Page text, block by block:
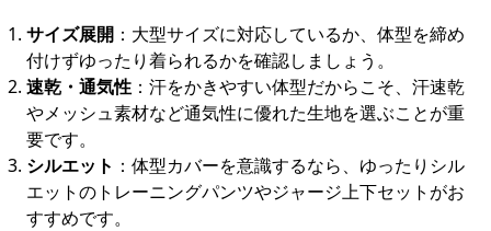
サイズ展開 ：大型サイズに対応しているか、体型を締め
付けずゆったり着られるかを確認しましょう。
速乾・通気性 ：汗をかきやすい体型だからこそ、汗速乾
やメッシュ素材など通気性に優れた生地を選ぶことが重
要です。
シルエット ：体型カバーを意識するなら、ゆったりシル
エットのトレーニングパンツやジャージ上下セットがお
すすめです。